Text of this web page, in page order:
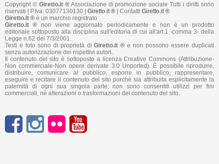
Copyright © Giretto.it ®Associazione di promozione sociale Tutti i diritti sono
riservati | P.Iva: 03077130130 | Giretto.it ® | Contatti Giretto.it ®
Giretto.it ® è un marchio registrato
Giretto.it ® non viene aggiornato periodicamente e non è un prodotto
editoriale sottoposto alla disciplina sull'editoria di cui all'art.1 -comma 3- della
Legge n.62 del 7/3/2001.
Testi e foto sono di proprietà diGiretto.it ® e non possono essere duplicati
senza autorizzazione dei rispettivi autori.
Il contenuto del sito è sottoposto a licenza Creative Commons (Attribuzione-
Non commerciale-Non opere derivate 3.0 Unported). È possibile riprodurre,
distribuire, comunicare al pubblico, esporre in pubblico, rappresentare,
eseguire e recitare il contenuto del sito purché sia attribuita esplicitamente la
paternità di ogni sua singola parte; non sono consentiti utilizzi per fini
commerciali, nè alterazioni o trasformazioni del contenuto del sito.